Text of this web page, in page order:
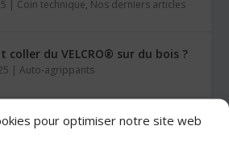
pour optimiser notre site web
Coin technique, Nos derniers articles
coller du VELCRO® sur du bois ?
|Auto-agrippants
Stratogrip X15 et X25